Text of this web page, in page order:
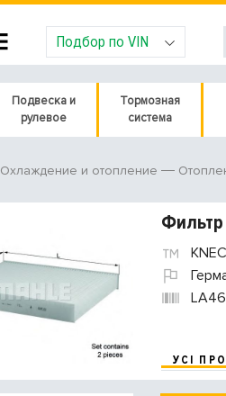
Подбор по VIN
Подвеска и
рулевое
Тормозная
система
Охлаждение и отопление
Фильтр
УСІ